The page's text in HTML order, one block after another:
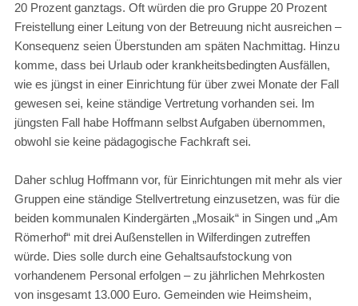
20 Prozent ganztags. Oft würden die pro Gruppe 20 Prozent
Freistellung einer Leitung von der Betreuung nicht ausreichen –
Konsequenz seien Überstunden am späten Nachmittag. Hinzu
komme, dass bei Urlaub oder krankheitsbedingten Ausfällen,
wie es jüngst in einer Einrichtung für über zwei Monate der Fall
gewesen sei, keine ständige Vertretung vorhanden sei. Im
jüngsten Fall habe Hoffmann selbst Aufgaben übernommen,
obwohl sie keine pädagogische Fachkraft sei.
Daher schlug Hoffmann vor, für Einrichtungen mit mehr als vier
Gruppen eine ständige Stellvertretung einzusetzen, was für die
beiden kommunalen Kindergärten „Mosaik“ in Singen und „Am
Römerhof“ mit drei Außenstellen in Wilferdingen zutreffen
würde. Dies solle durch eine Gehaltsaufstockung von
vorhandenem Personal erfolgen – zu jährlichen Mehrkosten
von insgesamt 13.000 Euro. Gemeinden wie Heimsheim,